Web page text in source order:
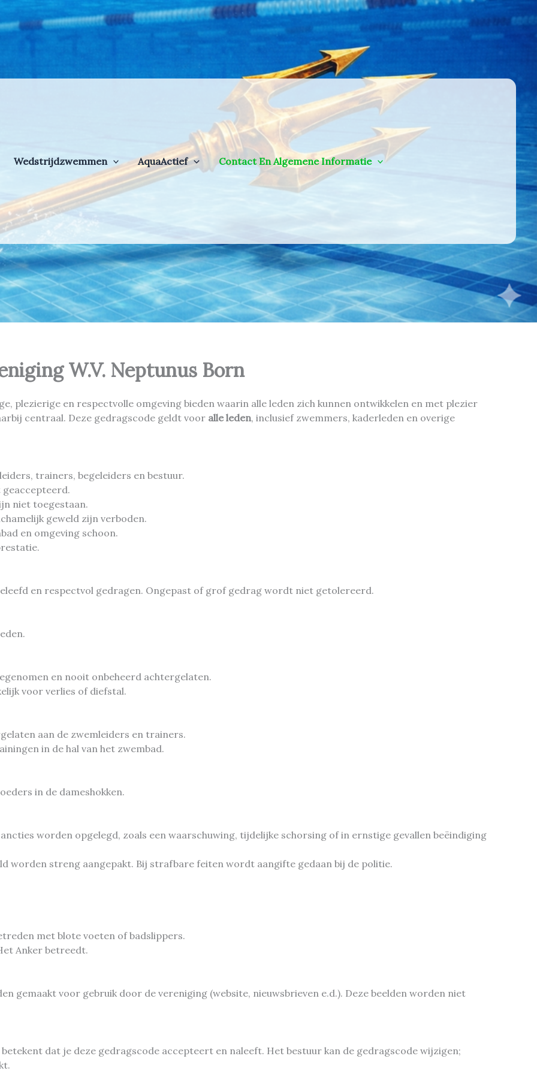
Wedstrijdzwemmen AquaActief Contact En Algemene Informatie
W.V. Neptunus Born
plezierige en respectvolle omgeving bieden waarin alle leden zich kunnen ontwikkelen en met plezier
centraal. Deze gedragscode geldt voor alle leden, inclusief zwemmers, kaderleden en overige
trainers, begeleiders en bestuur.
niet toegestaan.
geweld zijn verboden.
en omgeving schoon.
en respectvol gedragen. Ongepast of grof gedrag wordt niet getolereerd.
en nooit onbeheerd achtergelaten.
voor verlies of diefstal.
aan de zwemleiders en trainers.
in de hal van het zwembad.
in de dameshokken.
worden opgelegd, zoals een waarschuwing, tijdelijke schorsing of in ernstige gevallen beëindiging
worden streng aangepakt. Bij strafbare feiten wordt aangifte gedaan bij de politie.
met blote voeten of badslippers.
Anker betreedt.
gemaakt voor gebruik door de vereniging (website, nieuwsbrieven e.d.). Deze beelden worden niet
dat je deze gedragscode accepteert en naleeft. Het bestuur kan de gedragscode wijzigen;